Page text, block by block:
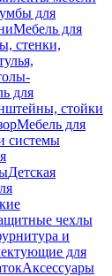
для
Мебель для
стенки,
для
стойки
Мебель для
системы
Детская
чехлы
и
для
Аксессуары